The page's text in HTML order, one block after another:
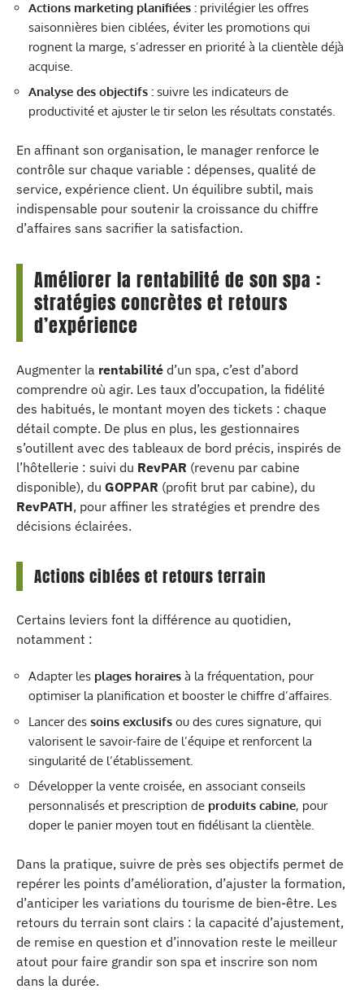
Actions marketing planifiées : privilégier les offres
saisonnières bien ciblées, éviter les promotions qui
rognent la marge, s’adresser en priorité à la clientèle déjà
acquise.
Analyse des objectifs : suivre les indicateurs de
productivité et ajuster le tir selon les résultats constatés.
En affinant son organisation, le manager renforce le
contrôle sur chaque variable : dépenses, qualité de
service, expérience client. Un équilibre subtil, mais
indispensable pour soutenir la croissance du chiffre
d’affaires sans sacrifier la satisfaction.
Améliorer la rentabilité de son spa :
stratégies concrètes et retours
d’expérience
Augmenter la rentabilité d’un spa, c’est d’abord
comprendre où agir. Les taux d’occupation, la fidélité
des habitués, le montant moyen des tickets : chaque
détail compte. De plus en plus, les gestionnaires
s’outillent avec des tableaux de bord précis, inspirés de
l’hôtellerie : suivi du RevPAR (revenu par cabine
disponible), du GOPPAR (profit brut par cabine), du
RevPATH, pour affiner les stratégies et prendre des
décisions éclairées.
Actions ciblées et retours terrain
Certains leviers font la différence au quotidien,
notamment :
Adapter les plages horaires à la fréquentation, pour
optimiser la planification et booster le chiffre d’affaires.
Lancer des soins exclusifs ou des cures signature, qui
valorisent le savoir-faire de l’équipe et renforcent la
singularité de l’établissement.
Développer la vente croisée, en associant conseils
personnalisés et prescription de produits cabine, pour
doper le panier moyen tout en fidélisant la clientèle.
Dans la pratique, suivre de près ses objectifs permet de
repérer les points d’amélioration, d’ajuster la formation,
d’anticiper les variations du tourisme de bien-être. Les
retours du terrain sont clairs : la capacité d’ajustement,
de remise en question et d’innovation reste le meilleur
atout pour faire grandir son spa et inscrire son nom
dans la durée.